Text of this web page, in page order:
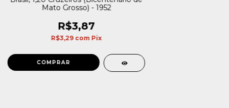
Mato Grosso) - 1952
R$3,87
R$3,29 com Pix